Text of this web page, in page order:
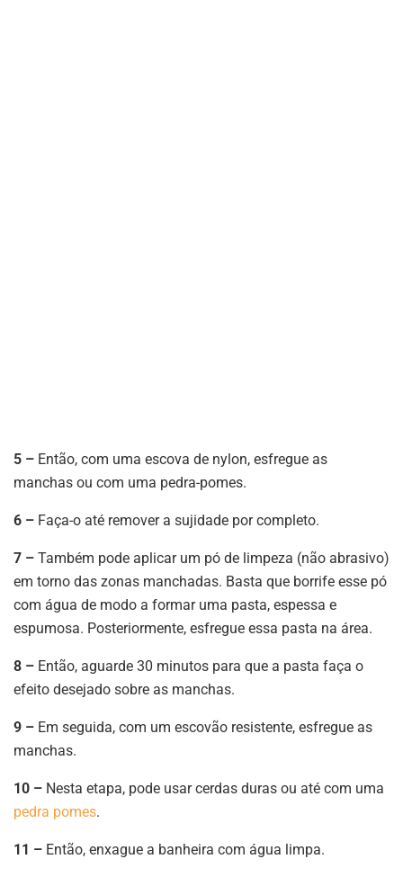
5 – Então, com uma escova de nylon, esfregue as
manchas ou com uma pedra-pomes.
6 – Faça-o até remover a sujidade por completo.
7 – Também pode aplicar um pó de limpeza (não abrasivo)
em torno das zonas manchadas. Basta que borrife esse pó
com água de modo a formar uma pasta, espessa e
espumosa. Posteriormente, esfregue essa pasta na área.
8 – Então, aguarde 30 minutos para que a pasta faça o
efeito desejado sobre as manchas.
9 – Em seguida, com um escovão resistente, esfregue as
manchas.
10 – Nesta etapa, pode usar cerdas duras ou até com uma
pedra pomes.
11 – Então, enxague a banheira com água limpa.